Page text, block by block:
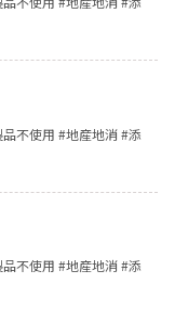
不使用 地産地消 添
不使用 地産地消 添